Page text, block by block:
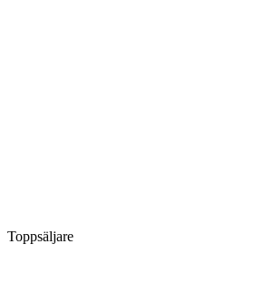
Toppsäljare